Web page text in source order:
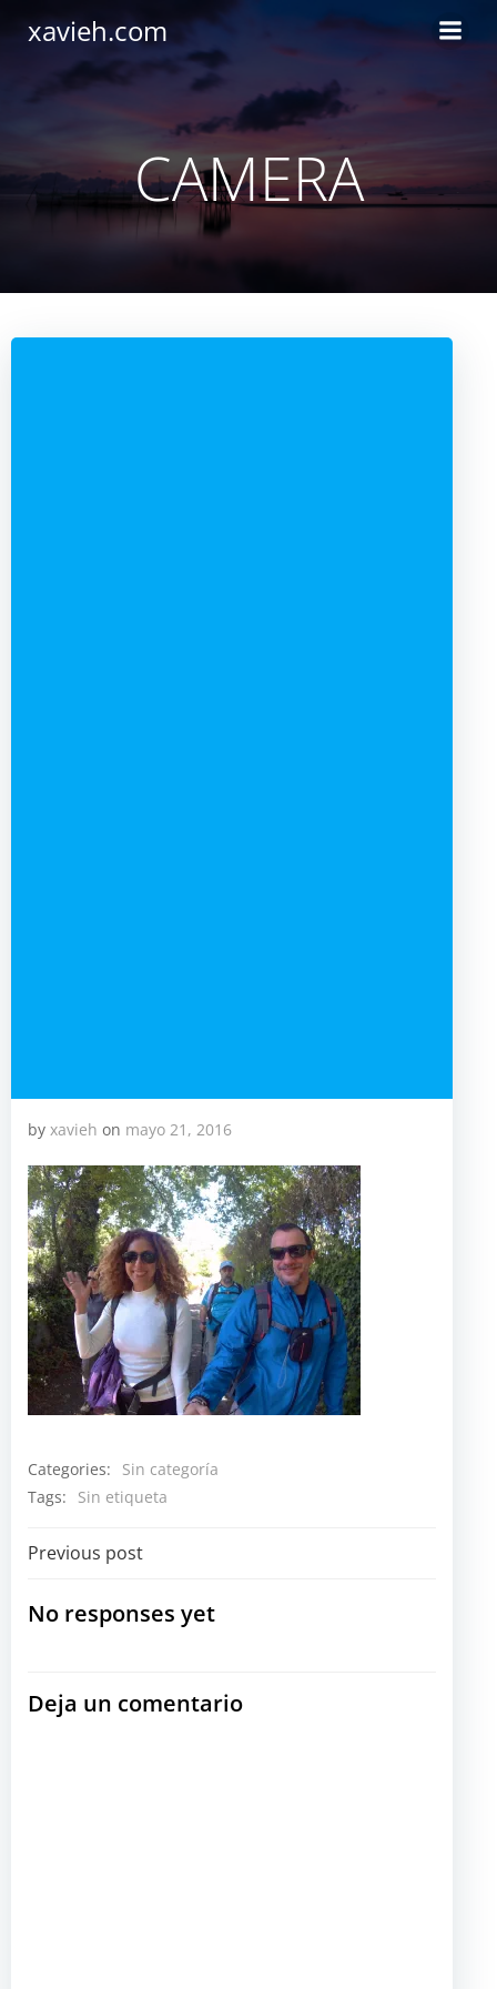
xavieh.com
CAMERA
by xavieh on mayo 21, 2016
Categories:
Sin categoría
Tags:
Sin etiqueta
Navegación
por
entradas
Previous post
No responses yet
Deja un comentario